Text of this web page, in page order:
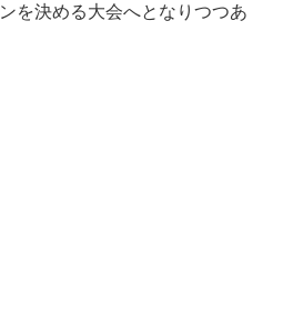
を決める大会へとなりつつあ